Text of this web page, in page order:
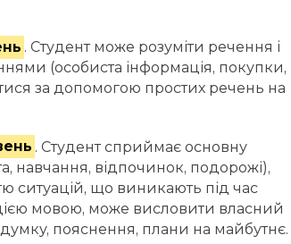
. Студент може розуміти речення і
(особиста інформація, покупки,
за допомогою простих речень на
. Студент сприймає основну
навчання, відпочинок, подорожі),
ситуацій, що виникають під час
мовою, може висловити власний
думку, пояснення, плани на майбутнє.